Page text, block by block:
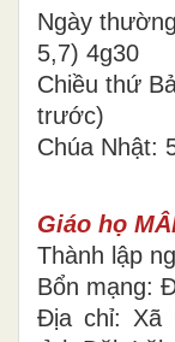
Ngày
5,7) 4g30
Chiều thứ
trước)
Chúa Nhật:
Giáo họ
Thành lập
Bổn mạng:
Địa chỉ: Xã